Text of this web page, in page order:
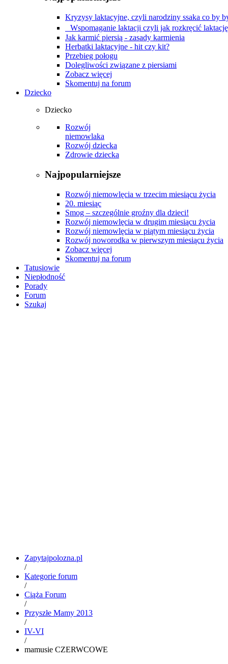
Kryzysy laktacyjne, czyli narodziny ssaka co by
Wspomaganie laktacji czyli jak rozkręcić
Jak karmić piersią - zasady karmienia
Herbatki laktacyjne - hit czy kit?
Przebieg połogu
Dolegliwości związane z piersiami
Zobacz więcej
Skomentuj na forum
Dziecko
Dziecko
Rozwój
niemowlaka
Rozwój dziecka
Zdrowie dziecka
Najpopularniejsze
Rozwój niemowlęcia w trzecim miesiącu życia
20. miesiąc
Smog – szczególnie groźny dla dzieci!
Rozwój niemowlęcia w drugim miesiącu życia
Rozwój niemowlęcia w piątym miesiącu życia
Rozwój noworodka w pierwszym miesiącu życia
Zobacz więcej
Skomentuj na forum
Tatusiowie
Niepłodność
Porady
Forum
Szukaj
Zapytajpolozna.pl
/
Kategorie forum
/
Ciąża Forum
/
Przyszłe Mamy 2013
/
IV-VI
/
mamusie CZERWCOWE